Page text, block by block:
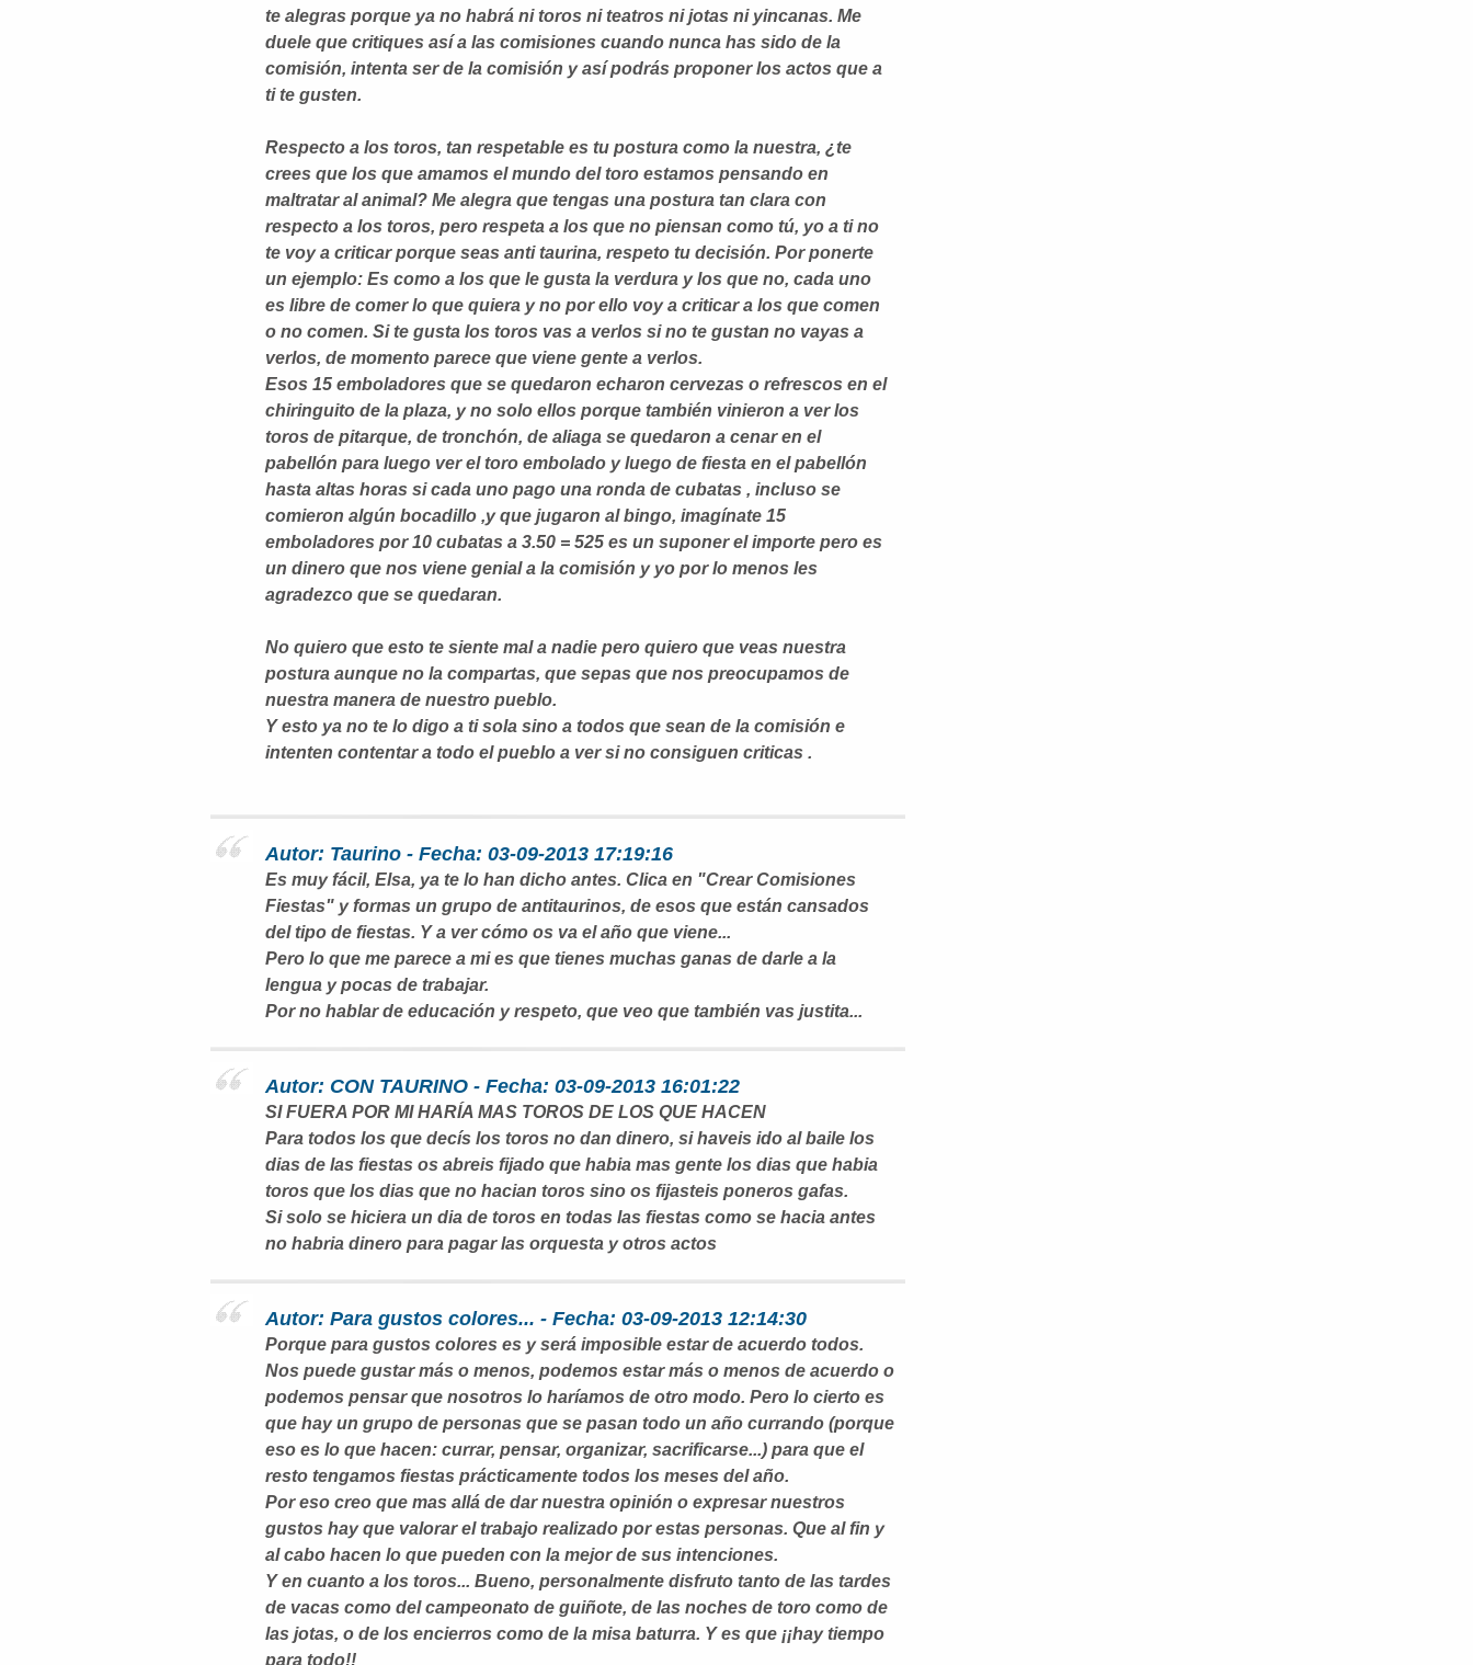
te alegras porque ya no habrá ni toros ni teatros ni jotas ni yincanas. Me
duele que critiques así a las comisiones cuando nunca has sido de la
comisión, intenta ser de la comisión y así podrás proponer los actos que a
ti te gusten.
Respecto a los toros, tan respetable es tu postura como la nuestra, ¿te
crees que los que amamos el mundo del toro estamos pensando en
maltratar al animal? Me alegra que tengas una postura tan clara con
respecto a los toros, pero respeta a los que no piensan como tú, yo a ti no
te voy a criticar porque seas anti taurina, respeto tu decisión. Por ponerte
un ejemplo: Es como a los que le gusta la verdura y los que no, cada uno
es libre de comer lo que quiera y no por ello voy a criticar a los que comen
o no comen. Si te gusta los toros vas a verlos si no te gustan no vayas a
verlos, de momento parece que viene gente a verlos.
Esos 15 emboladores que se quedaron echaron cervezas o refrescos en el
chiringuito de la plaza, y no solo ellos porque también vinieron a ver los
toros de pitarque, de tronchón, de aliaga se quedaron a cenar en el
pabellón para luego ver el toro embolado y luego de fiesta en el pabellón
hasta altas horas si cada uno pago una ronda de cubatas , incluso se
comieron algún bocadillo ,y que jugaron al bingo, imagínate 15
emboladores por 10 cubatas a 3.50 = 525 es un suponer el importe pero es
un dinero que nos viene genial a la comisión y yo por lo menos les
agradezco que se quedaran.
No quiero que esto te siente mal a nadie pero quiero que veas nuestra
postura aunque no la compartas, que sepas que nos preocupamos de
nuestra manera de nuestro pueblo.
Y esto ya no te lo digo a ti sola sino a todos que sean de la comisión e
intenten contentar a todo el pueblo a ver si no consiguen criticas .
Autor: Taurino - Fecha: 03-09-2013 17:19:16
Es muy fácil, Elsa, ya te lo han dicho antes. Clica en "Crear Comisiones
Fiestas" y formas un grupo de antitaurinos, de esos que están cansados
del tipo de fiestas. Y a ver cómo os va el año que viene...
Pero lo que me parece a mi es que tienes muchas ganas de darle a la
lengua y pocas de trabajar.
Por no hablar de educación y respeto, que veo que también vas justita...
Autor: CON TAURINO - Fecha: 03-09-2013 16:01:22
SI FUERA POR MI HARÍA MAS TOROS DE LOS QUE HACEN
Para todos los que decís los toros no dan dinero, si haveis ido al baile los
dias de las fiestas os abreis fijado que habia mas gente los dias que habia
toros que los dias que no hacian toros sino os fijasteis poneros gafas.
Si solo se hiciera un dia de toros en todas las fiestas como se hacia antes
no habria dinero para pagar las orquesta y otros actos
Autor: Para gustos colores... - Fecha: 03-09-2013 12:14:30
Porque para gustos colores es y será imposible estar de acuerdo todos.
Nos puede gustar más o menos, podemos estar más o menos de acuerdo o
podemos pensar que nosotros lo haríamos de otro modo. Pero lo cierto es
que hay un grupo de personas que se pasan todo un año currando (porque
eso es lo que hacen: currar, pensar, organizar, sacrificarse...) para que el
resto tengamos fiestas prácticamente todos los meses del año.
Por eso creo que mas allá de dar nuestra opinión o expresar nuestros
gustos hay que valorar el trabajo realizado por estas personas. Que al fin y
al cabo hacen lo que pueden con la mejor de sus intenciones.
Y en cuanto a los toros... Bueno, personalmente disfruto tanto de las tardes
de vacas como del campeonato de guiñote, de las noches de toro como de
las jotas, o de los encierros como de la misa baturra. Y es que ¡¡hay tiempo
para todo!!